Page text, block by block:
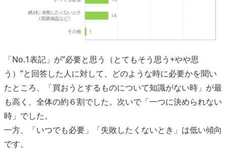
「No.1表記」が”必要と思う（とてもそう思う+やや思
う）”と回答した人に対して、どのような時に必要かを聞い
たところ、「買おうとするものについて知識がない時」が最
も高く、全体の約６割でした。次いで「一つに決められない
時」でした。
一方、「いつでも必要」「失敗したくないとき」は低い傾向
です。